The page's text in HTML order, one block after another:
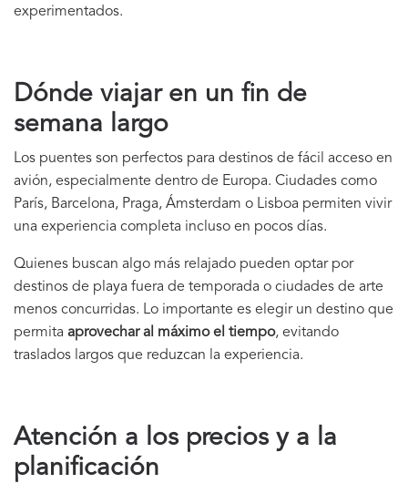
experimentados.
Dónde viajar en un fin de
semana largo
Los puentes son perfectos para destinos de fácil acceso en
avión, especialmente dentro de Europa. Ciudades como
París, Barcelona, Praga, Ámsterdam o Lisboa permiten vivir
una experiencia completa incluso en pocos días.
Quienes buscan algo más relajado pueden optar por
destinos de playa fuera de temporada o ciudades de arte
menos concurridas. Lo importante es elegir un destino que
permita aprovechar al máximo el tiempo, evitando
traslados largos que reduzcan la experiencia.
Atención a los precios y a la
planificación